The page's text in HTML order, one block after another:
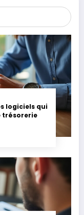
logiciels qui
trésorerie